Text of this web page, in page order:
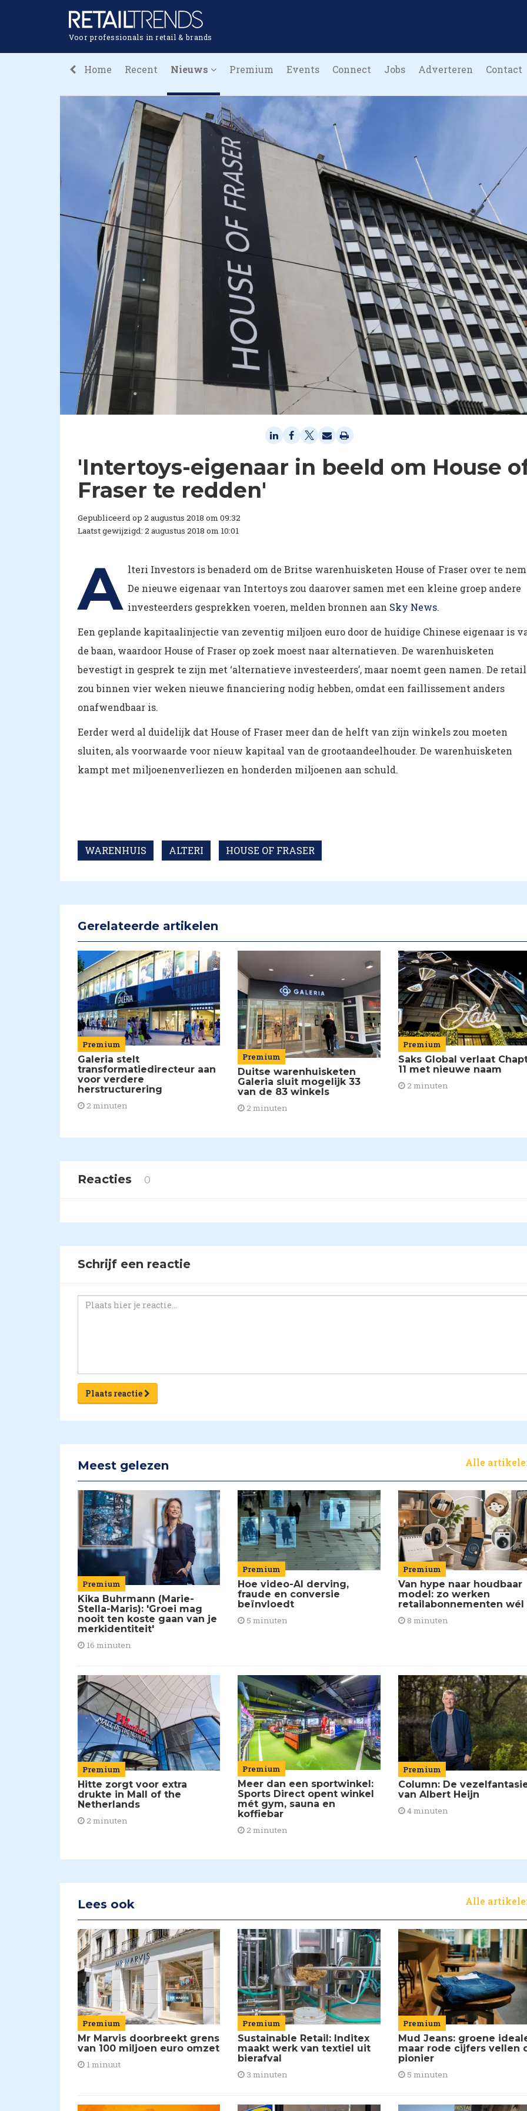
Voor professionals in retail & brands
Home Recent Nieuws Premium Events Connect Jobs Adverteren Contact
'Intertoys-eigenaar in beeld om House
Fraser te redden'
Gepubliceerd op 2 augustus 2018 om 09:32
Laatst gewijzigd: 2 augustus 2018 om 10:01
A lteri Investors is benaderd om de Britse warenhuisketen House of Fraser over te
De nieuwe eigenaar van Intertoys zou daarover samen met een kleine groep andere
investeerders gesprekken voeren, melden bronnen aan Sky News.
Een geplande kapitaalinjectie van zeventig miljoen euro door de huidige Chinese eigenaar is
de baan, waardoor House of Fraser op zoek moest naar alternatieven. De warenhuisketen
bevestigt in gesprek te zijn met ‘alternatieve investeerders’, maar noemt geen namen. De
zou binnen vier weken nieuwe financiering nodig hebben, omdat een faillissement anders
onafwendbaar is.
Eerder werd al duidelijk dat House of Fraser meer dan de helft van zijn winkels zou moeten
sluiten, als voorwaarde voor nieuw kapitaal van de grootaandeelhouder. De warenhuisketen
kampt met miljoenenverliezen en honderden miljoenen aan schuld.
WARENHUIS ALTERI HOUSE OF FRASER
Gerelateerde artikelen
Premium
Galeria stelt
transformatiedirecteur aan
voor verdere
herstructurering
2 minuten
Premium
Duitse warenhuisketen
Galeria sluit mogelijk 33
van de 83 winkels
2 minuten
Premium
Saks Global verlaat
11 met nieuwe naam
2 minuten
Reacties 0
Schrijf een reactie
Plaats reactie
Meest gelezen Alle
Premium
Kika Buhrmann (Marie-
Stella-Maris): 'Groei mag
nooit ten koste gaan van je
merkidentiteit'
16 minuten
Premium
Hoe video-AI derving,
fraude en conversie
beïnvloedt
5 minuten
Premium
Van hype naar houdbaar
model: zo werken
retailabonnementen wél
8 minuten
Premium
Hitte zorgt voor extra
drukte in Mall of the
Netherlands
2 minuten
Premium
Meer dan een sportwinkel:
Sports Direct opent winkel
mét gym, sauna en
koffiebar
2 minuten
Premium
Column: De
van Albert Heijn
4 minuten
Lees ook Alle
Premium
Mr Marvis doorbreekt grens
van 100 miljoen euro omzet
1 minuut
Premium
Sustainable Retail: Inditex
maakt werk van textiel uit
bierafval
3 minuten
Premium
Mud Jeans: groene
maar rode cijfers vellen
pionier
5 minuten